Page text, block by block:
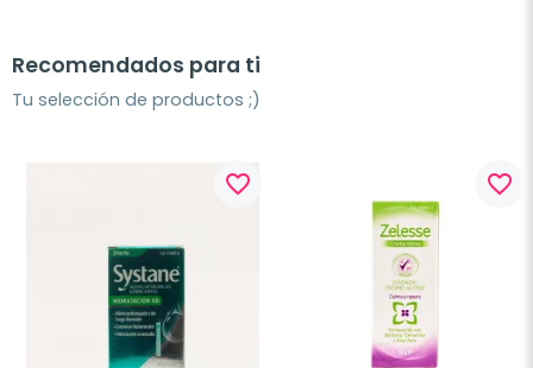
Recomendados para ti
Tu selección de productos ;)
favorite_border favorite_border